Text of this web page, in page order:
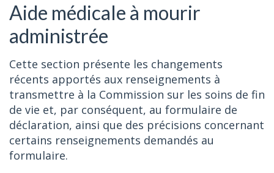
Aide médicale à mourir
administrée
Cette section présente les changements
récents apportés aux renseignements à
transmettre à la Commission sur les soins de fin
de vie et, par conséquent, au formulaire de
déclaration, ainsi que des précisions concernant
certains renseignements demandés au
formulaire.